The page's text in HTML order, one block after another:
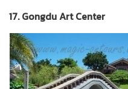
17. Gongdu Art Center